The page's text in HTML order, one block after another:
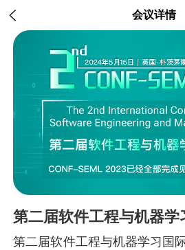
会议详情
第二届软件工程与机器学
第二届软件工程与机器学习国